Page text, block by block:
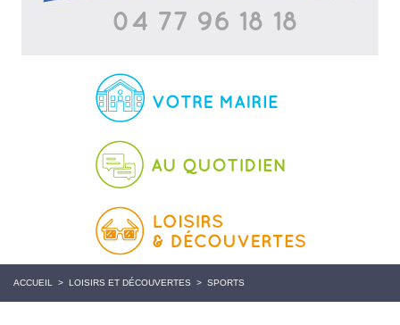
ACCUEIL > LOISIRS ET DÉCOUVERTES > SPORTS